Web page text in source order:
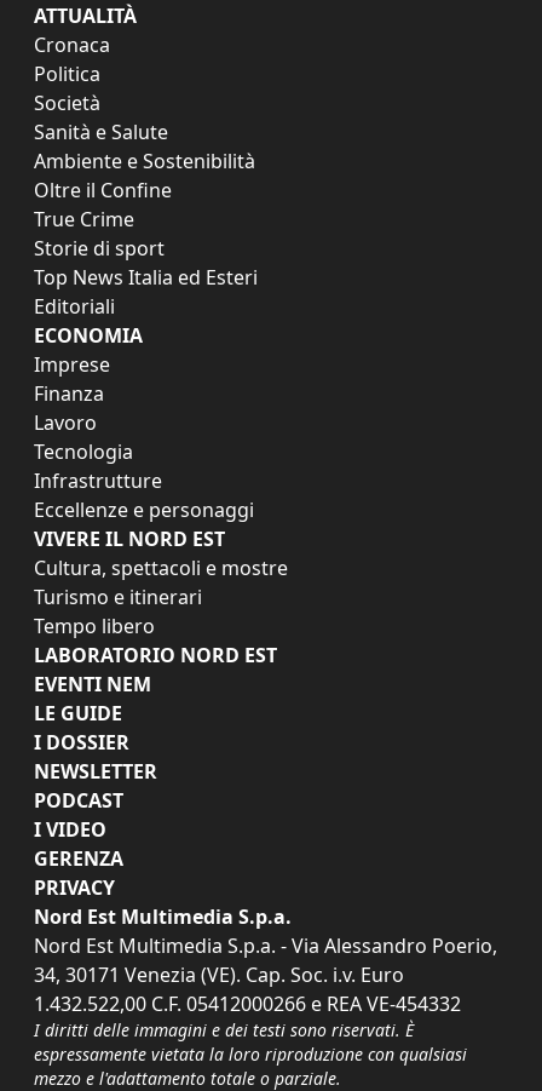
ATTUALITÀ
Cronaca
Politica
Società
Sanità e Salute
Ambiente e Sostenibilità
Oltre il Confine
True Crime
Storie di sport
Top News Italia ed Esteri
Editoriali
ECONOMIA
Imprese
Finanza
Lavoro
Tecnologia
Infrastrutture
Eccellenze e personaggi
VIVERE IL NORD EST
Cultura, spettacoli e mostre
Turismo e itinerari
Tempo libero
LABORATORIO NORD EST
EVENTI NEM
LE GUIDE
I DOSSIER
NEWSLETTER
PODCAST
I VIDEO
GERENZA
PRIVACY
Nord Est Multimedia S.p.a.
Nord Est Multimedia S.p.a. - Via Alessandro Poerio,
34, 30171 Venezia (VE). Cap. Soc. i.v. Euro
1.432.522,00 C.F. 05412000266 e REA VE-454332
I diritti delle immagini e dei testi sono riservati. È
espressamente vietata la loro riproduzione con qualsiasi
mezzo e l'adattamento totale o parziale.